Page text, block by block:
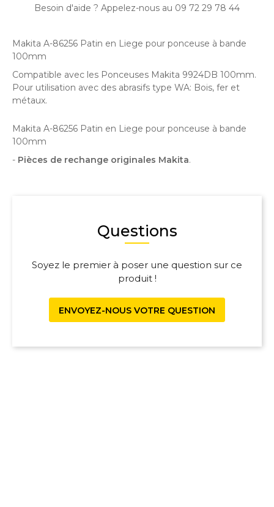
Besoin d'aide ? Appelez-nous au 09 72 29 78 44
Makita A-86256 Patin en Liege pour ponceuse à bande
100mm
Compatible avec les Ponceuses Makita 9924DB 100mm.
Pour utilisation avec des abrasifs type WA: Bois, fer et
métaux.
Makita A-86256 Patin en Liege pour ponceuse à bande
100mm
- Pièces de rechange originales Makita.
Questions
Soyez le premier à poser une question sur ce
produit !
ENVOYEZ-NOUS VOTRE QUESTION